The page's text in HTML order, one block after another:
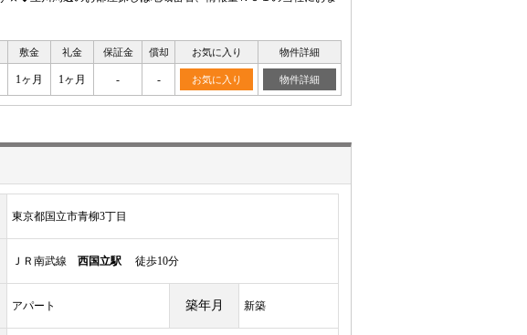
敷金 礼金 保証金 償却 お気に入り 物件詳細
1ヶ月 1ヶ月 - - お気に入り 物件詳細
東京都国立市青柳3丁目
ＪＲ南武線 西国立駅 徒歩10分
アパート 築年月 新築